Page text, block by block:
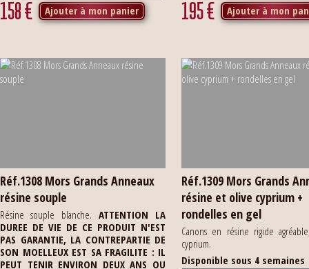
158€ Ajouter à mon panier 195€ Ajouter à mon
Réf.1308 Mors Grands Anneaux
résine souple
Résine souple blanche. ATTENTION LA
DUREE DE VIE DE CE PRODUIT N'EST
PAS GARANTIE, LA CONTREPARTIE DE
SON MOELLEUX EST SA FRAGILITE : IL
PEUT TENIR ENVIRON DEUX ANS OU
Réf.1309 Mors Grands
résine et olive cyprium +
rondelles en gel
Canons en résine rigide
cyprium.
Disponible sous 4 semaines